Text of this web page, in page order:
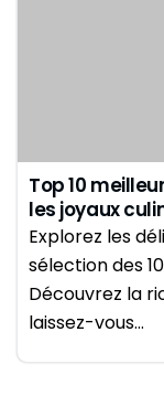
Top 10
les joyaux
Explorez les
sélection des
Découvrez la
laissez-vous…